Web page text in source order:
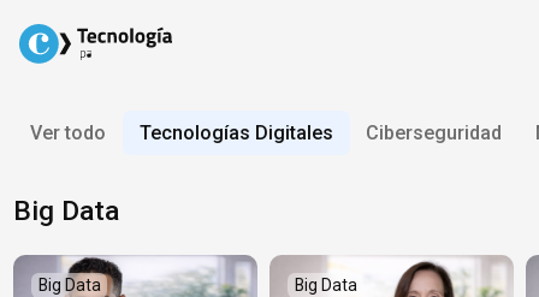
content
Ver todo Tecnologías Digitales Ciberseguridad
Big Data
Big Data Big Data